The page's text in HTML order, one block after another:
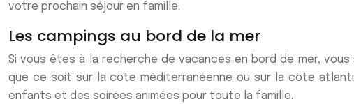
votre prochain séjour en famille.
Les campings au bord de la mer
Si vous êtes à la recherche de vacances en bord de mer,
que ce soit sur la côte méditerranéenne ou sur la côte
enfants et des soirées animées pour toute la famille.